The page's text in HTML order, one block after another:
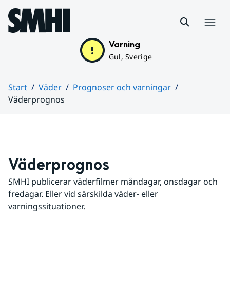
Hoppa till sidans innehåll
Varning
Gul, Sverige
Start Väder
Prognoser och varningar
Väderprognos
Väderprognos
SMHI publicerar väderfilmer måndagar, onsdagar och
fredagar. Eller vid särskilda väder- eller
varningssituationer.